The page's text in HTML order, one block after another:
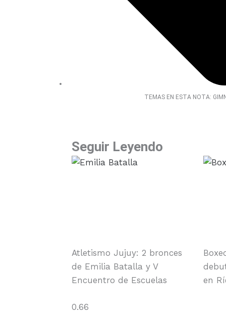
TEMAS EN ESTA NOTA:
Seguir Leyendo
Atletismo Jujuy: 2 bronces
de Emilia Batalla y V
Encuentro de Escuelas
en